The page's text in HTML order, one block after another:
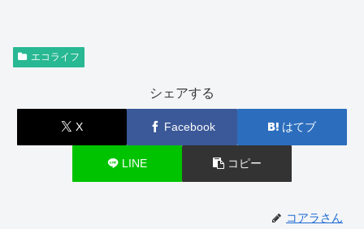
エコライフ
シェアする
X Facebook はてブ
LINE コピー
コアラさん